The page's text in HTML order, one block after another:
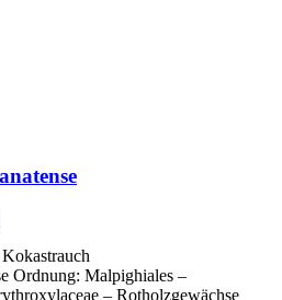
Ordnung: Malpighiales –
– Rotholzgewächse